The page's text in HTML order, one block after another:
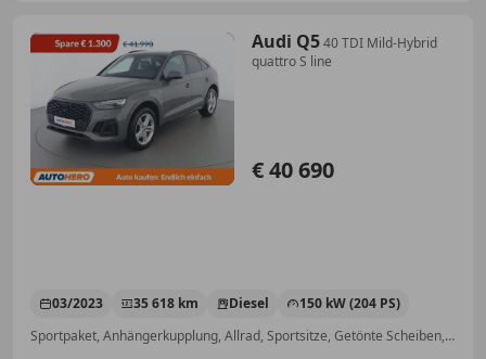
Audi Q540 TDI Mild-Hybrid
quattro S line
€ 40 690
03/2023 35 618 km Diesel
150 kW (204 PS)
Sportpaket, Anhängerkupplung, Allrad, Sportsitze, Getönte Scheiben, Ambientebeleuchtung, Volldigitales Kombiinstrument, Abstandstempomat